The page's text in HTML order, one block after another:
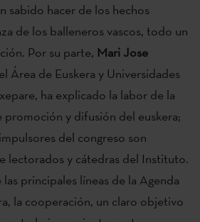
sabido hacer de los hechos
de los balleneros vascos, todo un
Por su parte, Mari Jose
Área de Euskera y Universidades
ha explicado la labor de la
promoción y difusión del euskera;
del congreso son
lectorados y cátedras del Instituto.
principales líneas de la Agenda
la cooperación, un claro objetivo